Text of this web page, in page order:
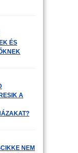
ÉS
A
NEM